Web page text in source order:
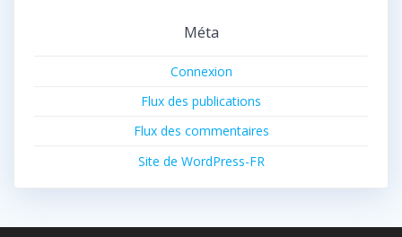
Méta
Connexion
Flux des publications
Flux des commentaires
Site de WordPress-FR